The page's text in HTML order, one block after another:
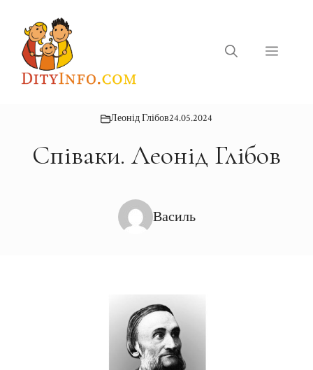
вмісту
Меню
Леонід Глібов24.05.2024
Співаки. Леонід Глібов
Василь